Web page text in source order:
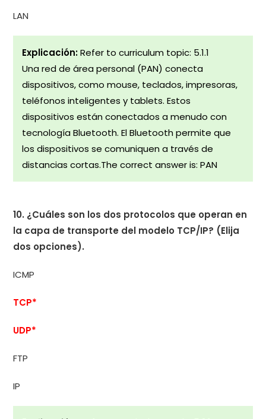
LAN
Explicación:Refer to curriculum topic: 5.1.1
Una red de área personal (PAN) conecta
dispositivos, como mouse, teclados, impresoras,
teléfonos inteligentes y tablets. Estos
dispositivos están conectados a menudo con
tecnología Bluetooth. El Bluetooth permite que
los dispositivos se comuniquen a través de
distancias cortas.The correct answer is: PAN
10. ¿Cuáles son los dos protocolos que operan en
la capa de transporte del modelo TCP/IP? (Elija
dos opciones).
ICMP
TCP*
UDP*
FTP
IP